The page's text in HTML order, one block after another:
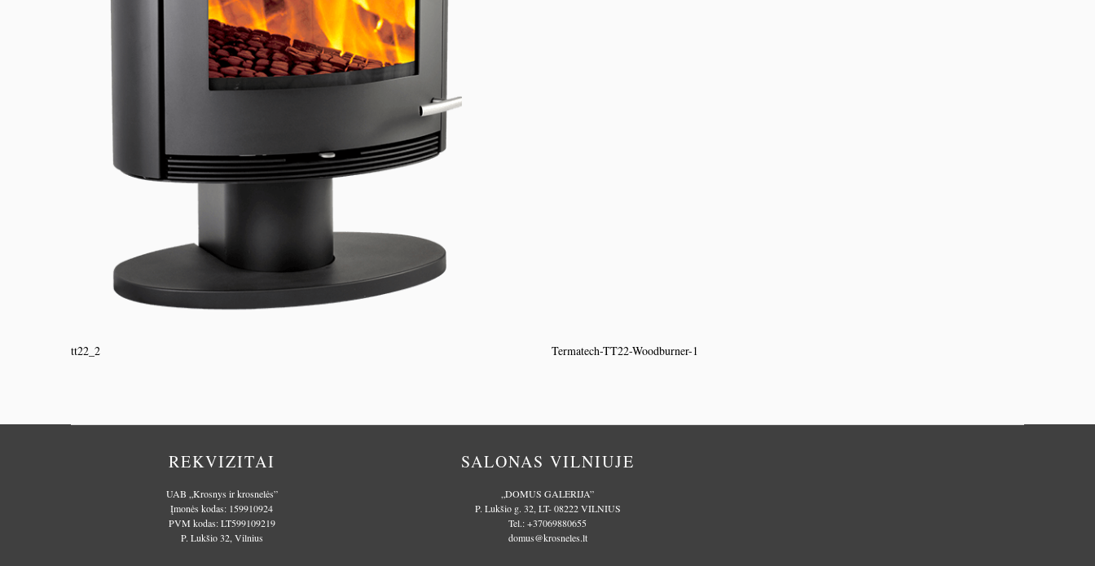
tt22_2 Termatech-TT22-Woodburner-1
REKVIZITAI
UAB „Krosnys ir krosnelės”
Įmonės kodas: 159910924
PVM kodas: LT599109219
P. Lukšio 32, Vilnius
SALONAS VILNIUJE
„DOMUS GALERIJA”
P. Lukšio g. 32, LT- 08222 VILNIUS
Tel.:+37069880655
domus@krosneles.lt